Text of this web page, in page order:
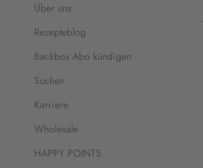
Über uns
Rezepteblog
Backbox Abo kündigen
Suchen
Karriere
Wholesale
HAPPY POINTS